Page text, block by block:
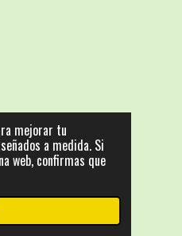
mejorar tu
a medida. Si
web, confirmas que